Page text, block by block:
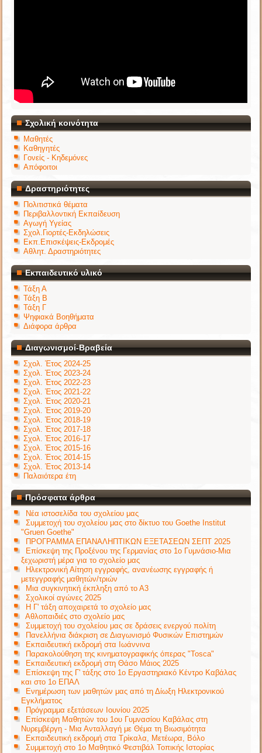
Σχολική κοινότητα
Μαθητές
Καθηγητές
Γονείς - Κηδεμόνες
Απόφοιτοι
Δραστηριότητες
Πολιτιστικά θέματα
Περιβαλλοντική Εκπαίδευση
Αγωγή Υγείας
Σχολ.Γιορτές-Εκδηλώσεις
Εκπ.Επισκέψεις-Εκδρομές
Αθλητ. Δραστηριότητες
Εκπαιδευτικό υλικό
Τάξη Α
Τάξη Β
Τάξη Γ
Ψηφιακά Βοηθήματα
Διάφορα άρθρα
Διαγωνισμοί-Βραβεία
Σχολ. Έτος 2024-25
Σχολ. Έτος 2023-24
Σχολ. Έτος 2022-23
Σχολ. Έτος 2021-22
Σχολ. Έτος 2020-21
Σχολ. Έτος 2019-20
Σχολ. Έτος 2018-19
Σχολ. Έτος 2017-18
Σχολ. Έτος 2016-17
Σχολ. Έτος 2015-16
Σχολ. Έτος 2014-15
Σχολ. Έτος 2013-14
Παλαιότερα έτη
Πρόσφατα άρθρα
Νέα ιστοσελίδα του σχολείου μας
Συμμετοχή του σχολείου μας στο δίκτυο του Goethe Institut
"Gruen Goethe"
ΠΡΟΓΡΑΜΜΑ ΕΠΑΝΑΛΗΠΤΙΚΩΝ ΕΞΕΤΑΣΕΩΝ ΣΕΠΤ 2025
Επίσκεψη της Προξένου της Γερμανίας στο 1ο Γυμνάσιο-Μια
ξεχωριστή μέρα για το σχολείο μας
Ηλεκτρονική Αίτηση εγγραφής, ανανέωσης εγγραφής ή
μετεγγραφής μαθητών/τριών
Μια συγκινητική έκπληξη από το Α3
Σχολικοί αγώνες 2025
Η Γ' τάξη αποχαιρετά το σχολείο μας
Αθλοπαιδιές στο σχολείο μας
Συμμετοχή του σχολείου μας σε δράσεις ενεργού πολίτη
Πανελλήνια διάκριση σε Διαγωνισμό Φυσικών Επιστημών
Εκπαιδευτική εκδρομή στα Ιωάννινα
Παρακολούθηση της κινηματογραφικής όπερας "Tosca"
Εκπαιδευτική εκδρομή στη Θάσο Μάιος 2025
Επίσκεψη της Γ' τάξης στο 1ο Εργαστηριακό Κέντρο Καβάλας
και στο 1ο ΕΠΑΛ
Ενημέρωση των μαθητών μας από τη Δίωξη Ηλεκτρονικού
Εγκλήματος
Πρόγραμμα εξετάσεων Ιουνίου 2025
Επίσκεψη Μαθητών του 1ου Γυμνασίου Καβάλας στη
Νυρεμβέργη - Μια Ανταλλαγή με Θέμα τη Βιωσιμότητα
Εκπαιδευτική εκδρομή στα Τρίκαλα, Μετέωρα, Βόλο
Συμμετοχή στο 1ο Μαθητικό Φεστιβάλ Τοπικής Ιστορίας